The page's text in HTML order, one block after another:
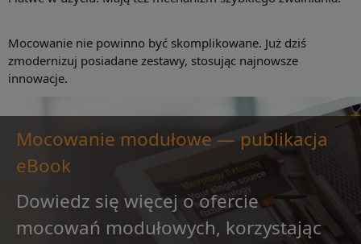
Mocowanie nie powinno być skomplikowane. Już dziś
zmodernizuj posiadane zestawy, stosując najnowsze
innowacje.
Mocowanie modułowe — publikacja
eBook
Dowiedz się więcej o ofercie
mocowań modułowych, korzystając